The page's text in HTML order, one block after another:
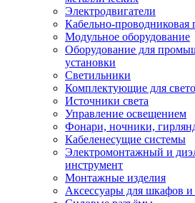
Электродвигатели
Кабельно-проводниковая
Модульное оборудование
Оборудование для
установки
Светильники
Комплектующие для
Источники света
Управление освещением
Фонари, ночники,
Кабеленесущие системы
Электромонтажный и
инструмент
Монтажные изделия
Аксессуары для шкафов